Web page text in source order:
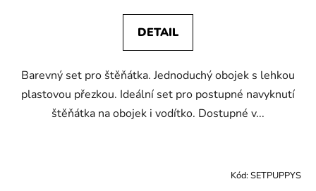
DETAIL
Barevný set pro štěňátka. Jednoduchý obojek s lehkou
plastovou přezkou. Ideální set pro postupné navyknutí
štěňátka na obojek i vodítko. Dostupné v...
Kód: SETPUPPYS